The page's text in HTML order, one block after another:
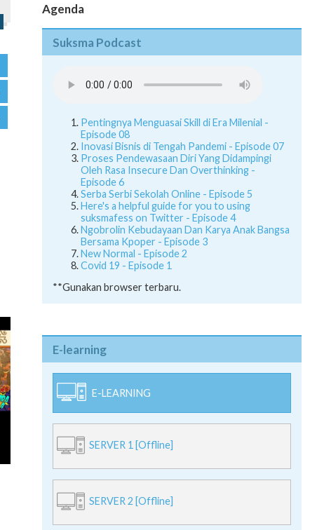
Agenda
Suksma Podcast
Pentingnya Menguasai Skill di Era Milenial -
Episode 08
Inovasi Bisnis di Tengah Pandemi - Episode 07
Proses Pendewasaan Diri Yang Didampingi
Oleh Rasa Insecure Dan Overthinking -
Episode 6
Serba Serbi Sekolah Online - Episode 5
Here's a helpful guide for you to using
suksmafess on Twitter - Episode 4
Ngobrolin Kebudayaan Dan Karya Anak Bangsa
Bersama Kpoper - Episode 3
New Normal - Episode 2
Covid 19 - Episode 1
**Gunakan browser terbaru.
E-learning
E-LEARNING
SERVER 1 [Offline]
SERVER 2 [Offline]